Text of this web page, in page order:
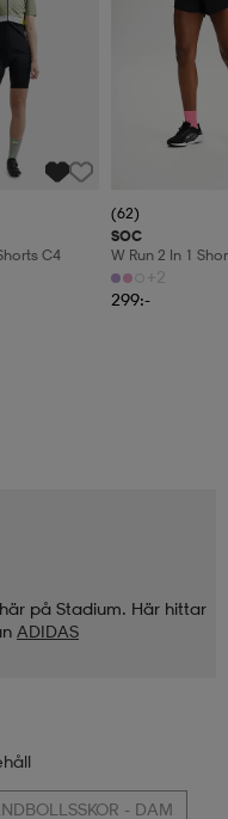
C4
(62)
SOC
W Run 2 In 1
+2
299:-
på Stadium. Här hittar
ADIDAS
- DAM